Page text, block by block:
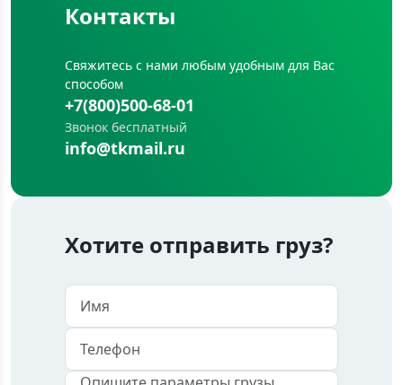
Контакты
Свяжитесь с нами любым удобным для Вас
способом
+7(800)500-68-01
Звонок бесплатный
info@tkmail.ru
Хотите отправить груз?